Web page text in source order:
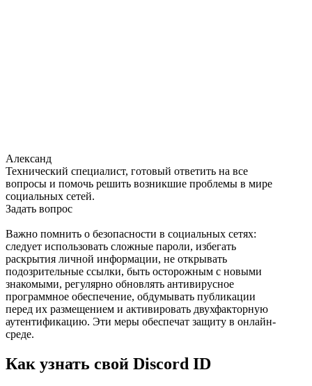
Александ
Технический специалист, готовый ответить на все
вопросы и помочь решить возникшие проблемы в мире
социальных сетей.
Задать вопрос
Важно помнить о безопасности в социальных сетях:
следует использовать сложные пароли, избегать
раскрытия личной информации, не открывать
подозрительные ссылки, быть осторожным с новыми
знакомыми, регулярно обновлять антивирусное
программное обеспечение, обдумывать публикации
перед их размещением и активировать двухфакторную
аутентификацию. Эти меры обеспечат защиту в онлайн-
среде.
Как узнать свой Discord ID